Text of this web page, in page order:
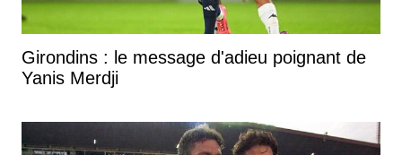
Girondins : le message d'adieu poignant de
Yanis Merdji